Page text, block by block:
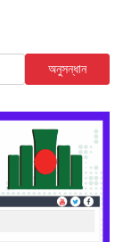
অনুসন্ধান